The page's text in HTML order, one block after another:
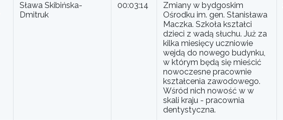
Sława Skibińska-
Dmitruk
00:03:14
Zmiany w bydgoskim
Ośrodku im. gen. Stanisława
Maczka. Szkoła kształci
dzieci z wadą słuchu. Już za
kilka miesięcy uczniowie
wejdą do nowego budynku,
w którym będą się mieścić
nowoczesne pracownie
kształcenia zawodowego.
Wśród nich nowość w w
skali kraju - pracownia
dentystyczna.